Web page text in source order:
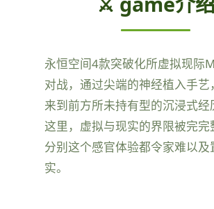
永恒空间4款突破化所虚拟现际
对战，通过尖端的神经植入手艺
来到前方所未持有型的沉浸式经
这里，虚拟与现实的界限被完完
分别这个感官体验都令家难以及
实。